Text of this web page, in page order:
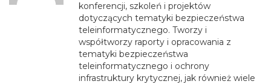
konferencji, szkoleń i projektów
dotyczących tematyki bezpieczeństwa
teleinformatycznego. Tworzy i
współtworzy raporty i opracowania z
tematyki bezpieczeństwa
teleinformatycznego i ochrony
infrastruktury krytycznej, jak również wiele